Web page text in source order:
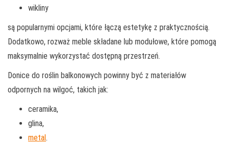
wikliny
są popularnymi opcjami, które łączą estetykę z praktycznością.
Dodatkowo, rozważ meble składane lub modułowe, które pomogą
maksymalnie wykorzystać dostępną przestrzeń.
Donice do roślin balkonowych powinny być z materiałów
odpornych na wilgoć, takich jak:
ceramika,
glina,
metal.